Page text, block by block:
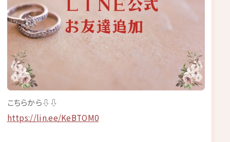
こちらから⇩⇩
https://lin.ee/KeBTOM0